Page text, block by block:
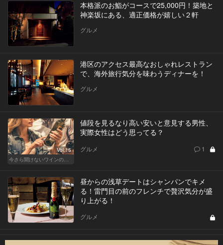
本格派のお鮨がコースで25,000円！築地と
神楽坂にある、適正価格が嬉しい２軒
グルメ
港区のアクセス最高なおしゃれレストラン
で、海外旅行気分を味わうディナーを！
グルメ
Vol.15
今さら聞けないワインの基礎知識
値段を見るなり高い安いと意見する男性、
実際女性はどう思ってる？
グルメ 1
昼からの浅草デートはシャンパンでキメ
る！雷門目の前のフレンチで贅沢気分が盛
り上がる！
グルメ